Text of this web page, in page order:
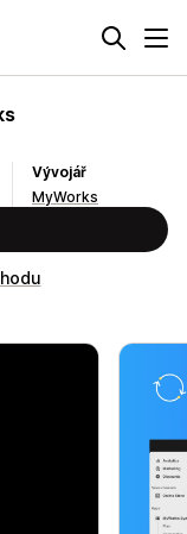
Vývojář
MyWorks